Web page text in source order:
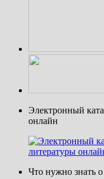
Электронный
онлайн
Что нужно знать